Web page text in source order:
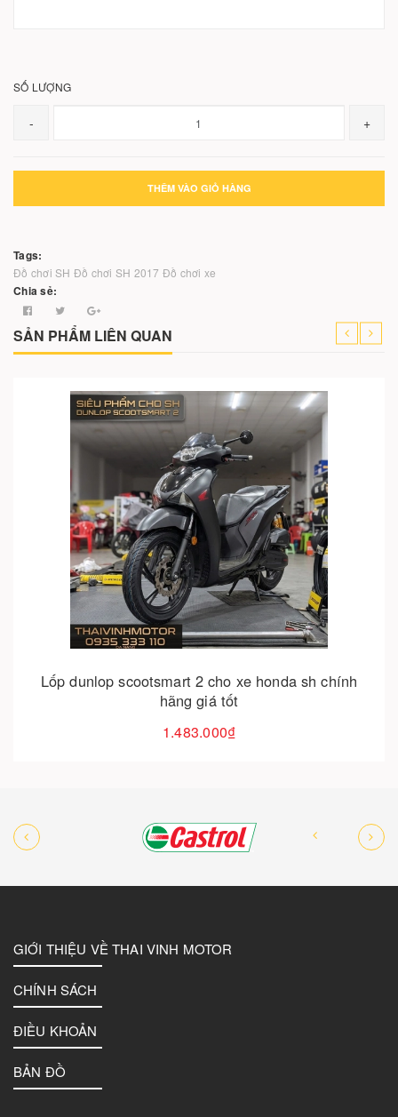
SỐ LƯỢNG
- +
THÊM VÀO GIỎ HÀNG
Tags:
Đồ chơi SH Đồ chơi SH 2017 Đồ chơi xe
Chia sẻ:
SẢN PHẨM LIÊN QUAN
Lốp irc thái lan cho honda sh: chuẩn xe sh – đi là
mê!
1.050.000₫
Cho vào giỏ hàng
GIỚI THIỆU VỀ THAI VINH MOTOR
CHÍNH SÁCH
ĐIỀU KHOẢN
BẢN ĐỒ